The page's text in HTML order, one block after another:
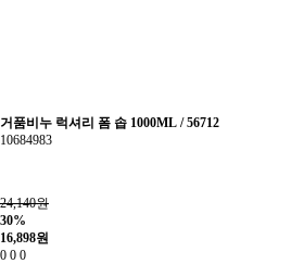
거품비누 럭셔리 폼 솝 1000ML / 56712
10684983
24,140원
30%
16,898원
0 0 0